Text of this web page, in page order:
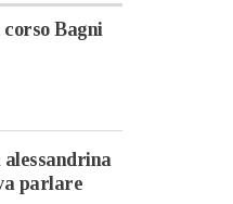
Bagni
parlare